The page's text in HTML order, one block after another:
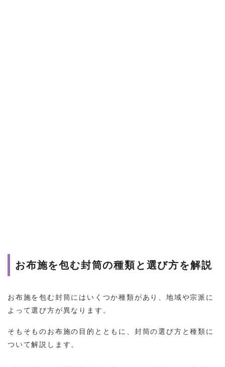
お布施を包む封筒の種類と選び方を解説
お布施を包む封筒にはいくつか種類があり、地域や宗派に
よって選び方が異なります。
そもそものお布施の目的とともに、封筒の選び方と種類に
ついて解説します。